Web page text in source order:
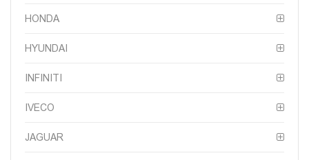
HONDA
HYUNDAI
INFINITI
IVECO
JAGUAR